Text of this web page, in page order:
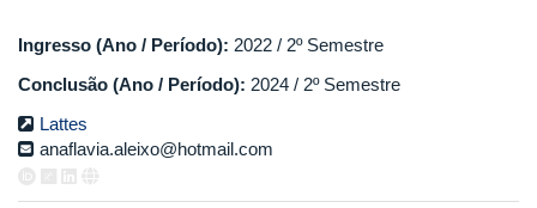
Ingresso (Ano / Período): 2022 / 2º Semestre
Conclusão (Ano / Período): 2024 / 2º Semestre
Lattes
anaflavia.aleixo@hotmail.com